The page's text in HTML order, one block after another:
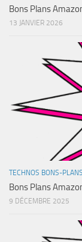
Bons Plans
13 JANVIER 2026
TECHNOS BONS-PLANS
Bons Plans
9 DÉCEMBRE 2025